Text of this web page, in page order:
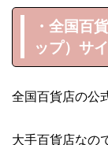
・全国百
ップ）サ
全国百貨店の公
大手百貨店なの